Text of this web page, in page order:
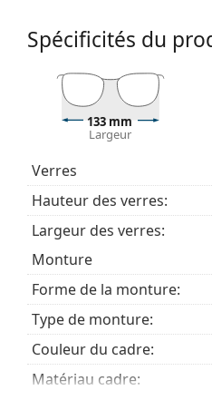
Nous livrons les
Le chiffon fourni est
livrés avec un sac en
Explorez la gamme
des lunettessi vous avez
Ceci est un dispositif
Spécificités du
133 mm
Largeur
Verres
Hauteur des verres:
Largeur des verres:
Monture
Forme de la monture:
Type de monture:
Couleur du cadre:
Matériau cadre: